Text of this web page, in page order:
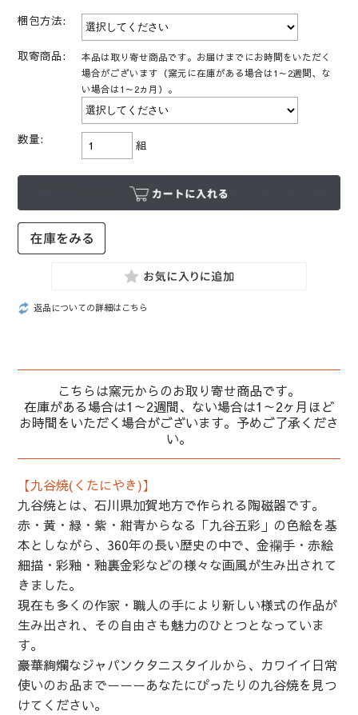
梱包方法:
取寄商品:
本品は取り寄せ商品です。お届けまでにお時間をいただく
場合がございます（窯元に在庫がある場合は1～2週間、な
い場合は1～2ヵ月）。
数量: 組
返品についての詳細はこちら
こちらは窯元からのお取り寄せ商品です。
在庫がある場合は1～2週間、ない場合は1～2ヶ月ほど
お時間をいただく場合がございます。予めご了承くださ
い。
【九谷焼(くたにやき)】
九谷焼とは、石川県加賀地方で作られる陶磁器です。
赤・黄・緑・紫・紺青からなる「九谷五彩」の色絵を基
本としながら、360年の長い歴史の中で、金襴手・赤絵
細描・彩釉・釉裏金彩などの様々な画風が生み出されて
きました。
現在も多くの作家・職人の手により新しい様式の作品が
生み出され、その自由さも魅力のひとつとなっていま
す。
豪華絢爛なジャパンクタニスタイルから、カワイイ日常
使いのお品までーーーあなたにぴったりの九谷焼を見つ
けてください。